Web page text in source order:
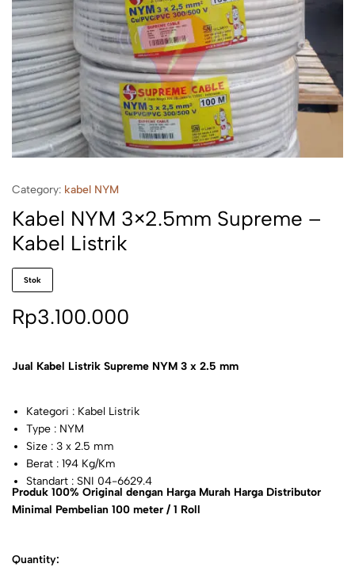
Category: kabel NYM
Kabel NYM 3×2.5mm Supreme –
Kabel Listrik
Stok
Rp3.100.000
Jual Kabel Listrik Supreme NYM 3 x 2.5 mm
Kategori : Kabel Listrik
Type : NYM
Size : 3 x 2.5 mm
Berat : 194 Kg/Km
Standart : SNI 04-6629.4
Produk 100% Original dengan Harga Murah Harga Distributor
Minimal Pembelian 100 meter / 1 Roll
Quantity: